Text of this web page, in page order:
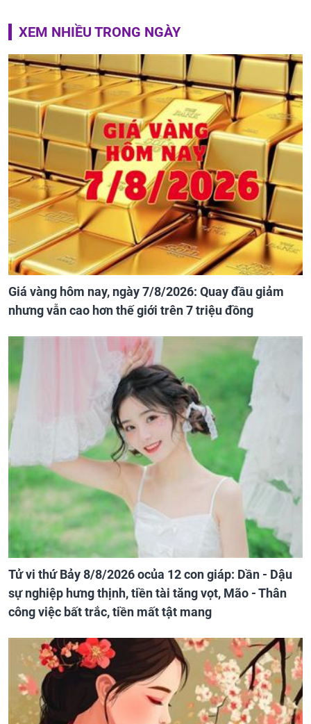
XEM NHIỀU TRONG NGÀY
Giá vàng hôm nay, ngày 7/8/2026: Quay đầu giảm
nhưng vẫn cao hơn thế giới trên 7 triệu đồng
Tử vi thứ Bảy 8/8/2026 ocủa 12 con giáp: Dần - Dậu
sự nghiệp hưng thịnh, tiền tài tăng vọt, Mão - Thân
công việc bất trắc, tiền mất tật mang